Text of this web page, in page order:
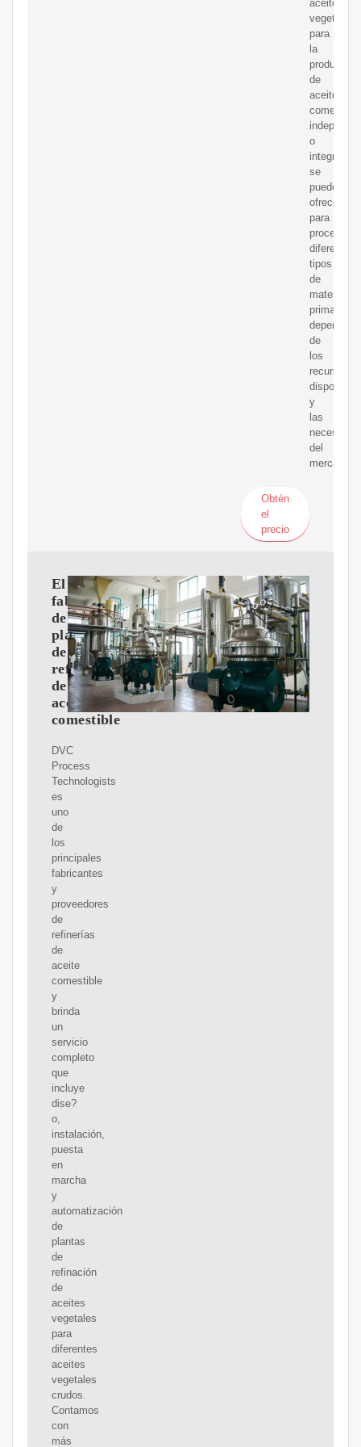
aceite
vegetal
para
la
producción
de
aceite
comestible
o
integrada
se
puede
ofrecer
para
procesar
diferentes
tipos
de
materias
primas
de
los
recursos
disponibles
y
las
del
mercado.
Obtén
el
precio
El
fabricante
de
plantas
de
refinería
de
aceite
comestible
DVC
Process
Technologists
es
uno
de
los
principales
fabricantes
y
proveedores
de
refinerías
de
aceite
comestible
y
brinda
un
servicio
completo
que
incluye
dise?
o,
instalación,
puesta
en
marcha
y
automatización
de
plantas
de
refinación
de
aceites
vegetales
para
diferentes
aceites
vegetales
crudos.
Contamos
con
más